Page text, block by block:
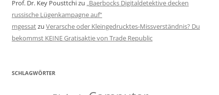
Prof. Dr. Key Pousttchizu „Baerbocks Digitaldetektive decken
russische Lügenkampagne auf“
mgessatzu Verarsche oder Kleingedrucktes-Missverständnis? Du
bekommst KEINE Gratisaktie von Trade Republic
SCHLAGWÖRTER